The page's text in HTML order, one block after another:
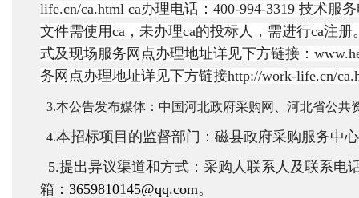
life.cn/ca.html ca办理电话：400-994-3319 技术服
文件需使用ca，未办理ca的投标人，需进行ca注
式及现场服务网点办理地址详见下方链接：
务网点办理地址详见下方链接http://work-life.cn/
3.本公告发布媒体：中国河北政府采购网、河北省公共
4.本招标项目的监督部门：磁县政府采购服务中
5.提出异议渠道和方式：采购人联系人及联系电
箱： 3659810145@qq.com。